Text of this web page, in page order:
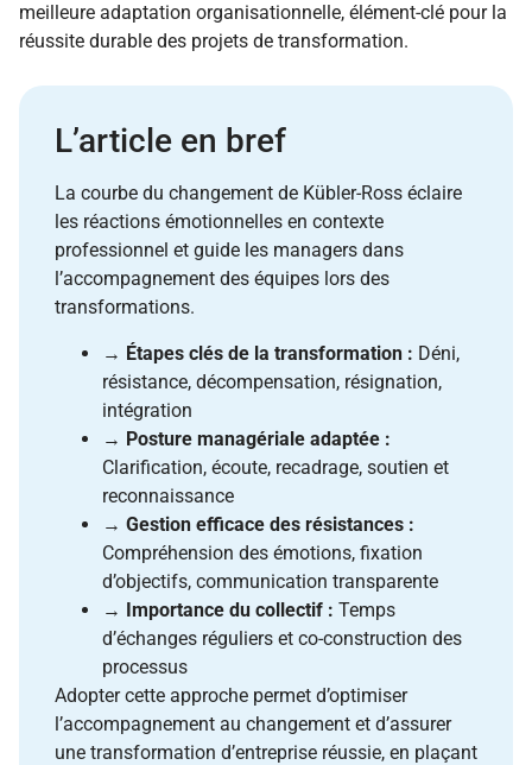
meilleure adaptation organisationnelle, élément-clé pour la
réussite durable des projets de transformation.
L’article en bref
La courbe du changement de Kübler-Ross éclaire
les réactions émotionnelles en contexte
professionnel et guide les managers dans
l’accompagnement des équipes lors des
transformations.
→ Étapes clés de la transformation : Déni,
résistance, décompensation, résignation,
intégration
→ Posture managériale adaptée :
Clarification, écoute, recadrage, soutien et
reconnaissance
→ Gestion efficace des résistances :
Compréhension des émotions, fixation
d’objectifs, communication transparente
→ Importance du collectif : Temps
d’échanges réguliers et co-construction des
processus
Adopter cette approche permet d’optimiser
l’accompagnement au changement et d’assurer
une transformation d’entreprise réussie, en plaçant